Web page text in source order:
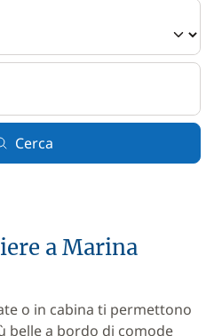
Cerca
a Marina
o in cabina ti permettono
belle a bordo di comode